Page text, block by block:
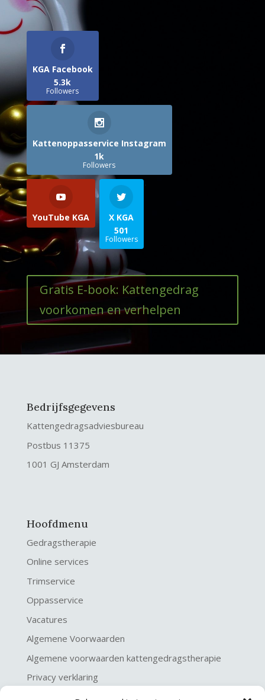
KGA Facebook
5.3k
Followers
Kattenoppasservice Instagram
1k
Followers
YouTube KGA
X KGA
501
Followers
Gratis E-book: Kattengedrag
voorkomen en verhelpen
Bedrijfsgegevens
Kattengedragsadviesbureau
Postbus 11375
1001 GJ Amsterdam
Hoofdmenu
Gedragstherapie
Online services
Trimservice
Oppasservice
Vacatures
Algemene Voorwaarden
Algemene voorwaarden kattengedragstherapie
Privacy verklaring
Disclaimer & Copyright